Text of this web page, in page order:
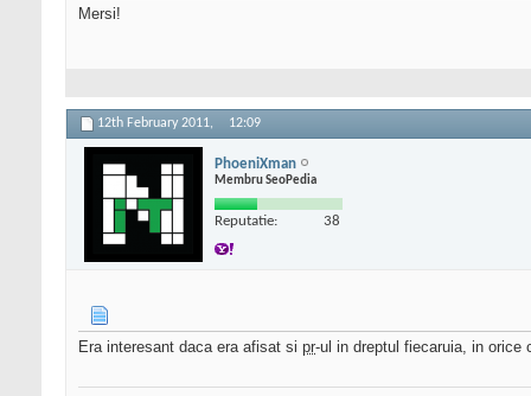
Mersi!
12th February 2011, 12:09
PhoeniXman
Membru SeoPedia
Reputatie: 38
Era interesant daca era afisat si pr-ul in dreptul fiecaruia, in